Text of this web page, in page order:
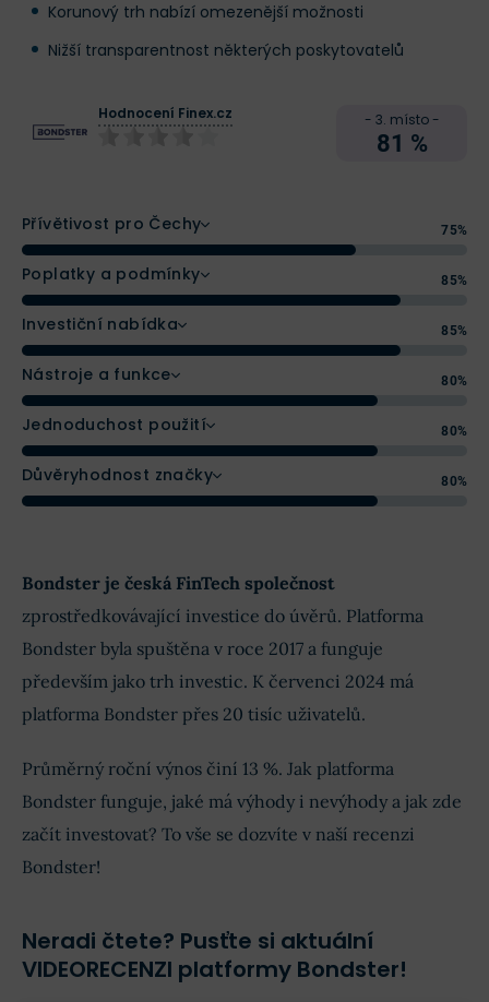
Korunový trh nabízí omezenější možnosti
Nižší transparentnost některých poskytovatelů
Hodnocení Finex.cz - 3. místo -
81 %
Přívětivost pro Čechy 75%
Poplatky a podmínky 85%
Investiční nabídka 85%
Nástroje a funkce 80%
Jednoduchost použití 80%
Důvěryhodnost značky 80%
Bondster je česká FinTech společnost
zprostředkovávající investice do úvěrů. Platforma
Bondster byla spuštěna v roce 2017 a funguje
především jako trh investic. K červenci 2024 má
platforma Bondster přes 20 tisíc uživatelů.
Průměrný roční výnos činí 13 %. Jak platforma
Bondster funguje, jaké má výhody i nevýhody a jak zde
začít investovat? To vše se dozvíte v naší recenzi
Bondster!
Neradi čtete? Pusťte si aktuální
VIDEORECENZI platformy Bondster!